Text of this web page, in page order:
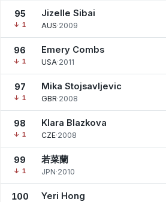
95
↓ 1
Jizelle Sibai
AUS·2009
96
↓ 1
Emery Combs
USA·2011
97
↓ 1
Mika Stojsavljevic
GBR·2008
98
↓ 1
Klara Blazkova
CZE·2008
99
↓ 1
若菜蘭
JPN·2010
100 Yeri Hong